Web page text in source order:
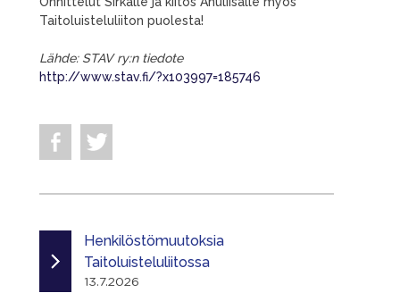
Taitoluisteluliiton puolesta!
Lähde: STAV ry:n tiedote
http://www.stav.fi/?x103997=185746
Henkilöstömuutoksia
Taitoluisteluliitossa
13.7.2026